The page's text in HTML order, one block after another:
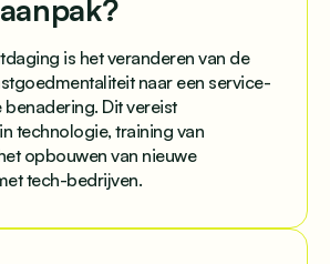
is het veranderen van de
naar een service-
Dit vereist
technologie, training van
opbouwen van nieuwe
tech-bedrijven.